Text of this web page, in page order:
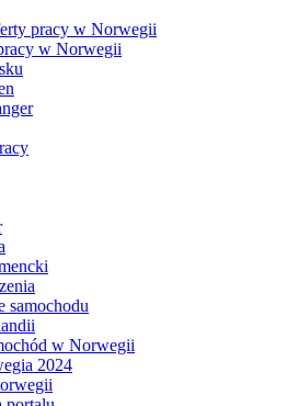
pracy w Norwegii
w Norwegii
samochodu
w Norwegii
2024